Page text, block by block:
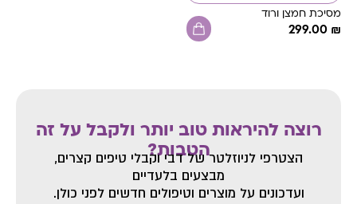
מסיכת חמצן ורוד
₪
רוצה להיראות טוב יותר ולקבל על זה
הטבות?
הצטרפי לניוזלטר של דביוקבלי טיפים קצרים,
מבצעים בלעדיים
ועדכונים על מוצרים וטיפולים חדשים לפני כולן.